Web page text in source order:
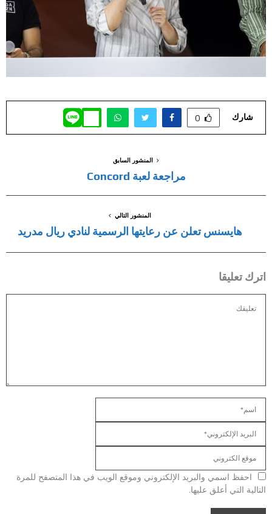
شارك 0
المنشور السابق
مراجعة لعبة Concord
المنشور التالي
هايسنس تعلن عن رعايتها الرسمية لنادي ريال مدريد
اترك تعليقا
احفظ اسمي والبريد الإلكتروني وموقع الويب في هذا المتصفح للمرة
التالية التي أعلق عليها.